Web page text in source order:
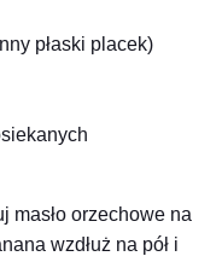
płaski placek)
masło orzechowe na
wzdłuż na pół i